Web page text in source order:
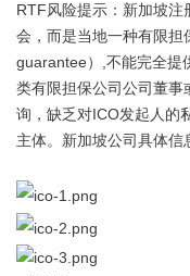
RTF风险提示：新加坡注
会，而是当地一种有限
guarantee）,不能完全提
类有限担保公司公司董事
询，缺乏对ICO发起人的
主体。新加坡公司具体信